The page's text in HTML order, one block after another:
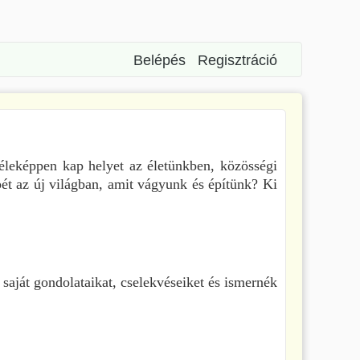
Belépés Regisztráció
kap helyet az életünkben, közösségi
az új világban, amit vágyunk és építünk? Ki
gondolataikat, cselekvéseiket és ismernék